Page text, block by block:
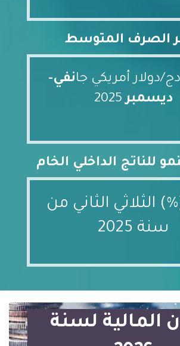
الصرف المتوسط
نفي-
ديسمبر2025
للناتج الداخلي الخام
(%) الثلاثي الثاني من
سنة 2025
المالية لسنة